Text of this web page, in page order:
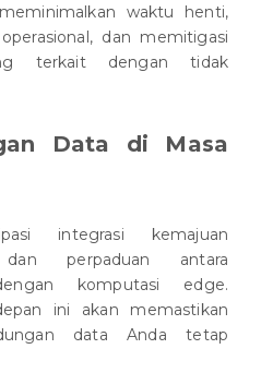
waktu henti,
dan memitigasi
terkait dengan tidak
Data di Masa
integrasi kemajuan
perpaduan antara
komputasi edge.
ini akan memastikan
data Anda tetap